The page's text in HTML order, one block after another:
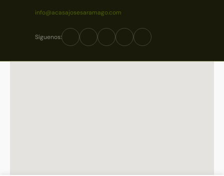
info@acasajosesaramago.com
Síguenos: